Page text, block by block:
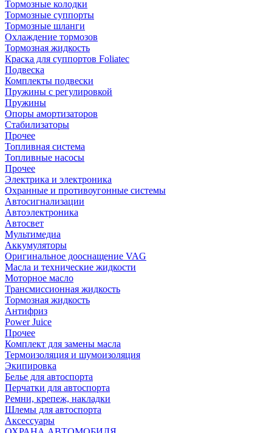
Тормозные колодки
Тормозные суппорты
Тормозные шланги
Охлаждение тормозов
Тормозная жидкость
Краска для суппортов Foliatec
Подвеска
Комплекты подвески
Пружины с регулировкой
Пружины
Опоры амортизаторов
Стабилизаторы
Прочее
Топливная система
Топливные насосы
Прочее
Электрика и электроника
Охранные и противоугонные системы
Автосигнализации
Автоэлектроника
Автосвет
Мультимедиа
Аккумуляторы
Оригинальное дооснащение VAG
Масла и технические жидкости
Моторное масло
Трансмиссионная жидкость
Тормозная жидкость
Антифриз
Power Juice
Прочее
Комплект для замены масла
Термоизоляция и шумоизоляция
Экипировка
Белье для автоспорта
Перчатки для автоспорта
Ремни, крепеж, накладки
Шлемы для автоспорта
Аксессуары